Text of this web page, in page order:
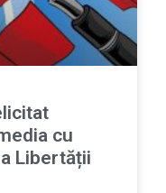
cu
Libertății